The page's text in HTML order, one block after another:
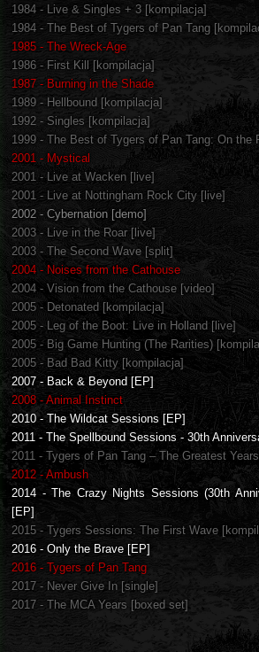
1984 - Live & Singles + 3 [kompilacja]
1984 - The Best of Tygers of Pan Tang
1985 - The Wreck-Age
1986 - First Kill [kompilacja]
1987 - Burning in the Shade
1989 - Hellbound [kompilacja]
1992 - Singles [kompilacja]
1999 - The Best of Tygers of Pan Tang: On the
2001 - Mystical
2001 - Live at Wacken [live]
2001 - Live at Nottingham Rock City [live]
2002 - Cybernation [demo]
2003 - Live in the Roar [live]
2003 - The Second Wave [split]
2004 - Noises from the Cathouse
2004 - Vision from the Cathouse [video]
2005 - Detonated [kompilacja]
2005 - Leg of the Boot: Live in Holland [live]
2005 - Big Game Hunting (The Rarities)
2005 - Bad Bad Kitty [kompilacja]
2007 - Back & Beyond [EP]
2008 - Animal Instinct
2010 - The Wildcat Sessions [EP]
2011 - The Spellbound Sessions - 30th
2011 - Tygers of Pan Tang ‎– The Greatest
2012 - Ambush
2014 - The Crazy Nights Sessions (30th
[EP]
2015 - Tygers Sessions: The First Wave
2016 - Only the Brave [EP]
2016 - Tygers of Pan Tang
2017 - Never Give In [single]
2017 - The MCA Years [boxed set]